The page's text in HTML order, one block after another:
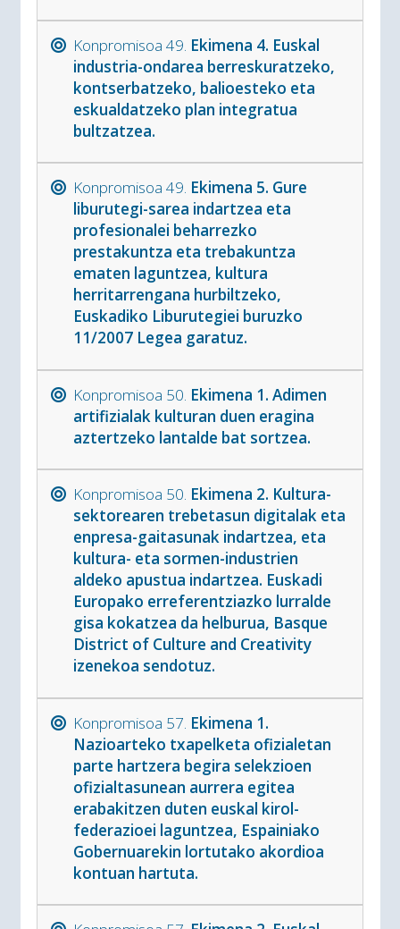
Konpromisoa 49. Ekimena 4. Euskal
industria-ondarea berreskuratzeko,
kontserbatzeko, balioesteko eta
eskualdatzeko plan integratua
bultzatzea.
Konpromisoa 49. Ekimena 5. Gure
liburutegi-sarea indartzea eta
profesionalei beharrezko
prestakuntza eta trebakuntza
ematen laguntzea, kultura
herritarrengana hurbiltzeko,
Euskadiko Liburutegiei buruzko
11/2007 Legea garatuz.
Konpromisoa 50. Ekimena 1. Adimen
artifizialak kulturan duen eragina
aztertzeko lantalde bat sortzea.
Konpromisoa 50. Ekimena 2. Kultura-
sektorearen trebetasun digitalak eta
enpresa-gaitasunak indartzea, eta
kultura- eta sormen-industrien
aldeko apustua indartzea. Euskadi
Europako erreferentziazko lurralde
gisa kokatzea da helburua, Basque
District of Culture and Creativity
izenekoa sendotuz.
Konpromisoa 57. Ekimena 1.
Nazioarteko txapelketa ofizialetan
parte hartzera begira selekzioen
ofizialtasunean aurrera egitea
erabakitzen duten euskal kirol-
federazioei laguntzea, Espainiako
Gobernuarekin lortutako akordioa
kontuan hartuta.